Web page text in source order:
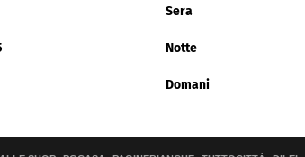
Sera
Notte
Domani